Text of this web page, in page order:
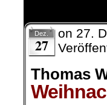
Dez.
27
on 27.
Thomas